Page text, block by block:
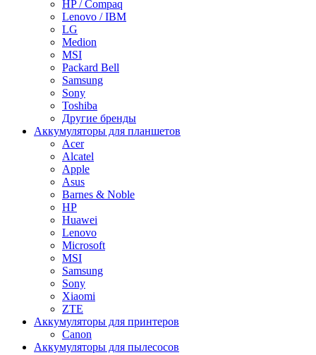
HP / Compaq
Lenovo / IBM
LG
Medion
MSI
Packard Bell
Samsung
Sony
Toshiba
Другие бренды
Аккумуляторы для планшетов
Acer
Alcatel
Apple
Asus
Barnes & Noble
HP
Huawei
Lenovo
Microsoft
MSI
Samsung
Sony
Xiaomi
ZTE
Аккумуляторы для принтеров
Canon
Аккумуляторы для пылесосов